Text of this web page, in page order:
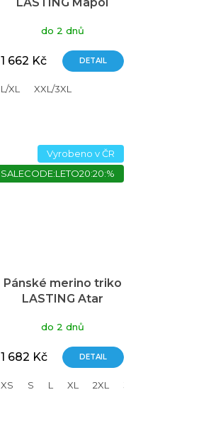
do 2 dnů
1 662 Kč DETAIL
L/XL XXL/3XL
Vyrobeno v ČR
SALECODE:LETO20:20:%
Pánské merino triko
LASTING Atar
do 2 dnů
1 682 Kč DETAIL
XS S L XL 2XL 3XL